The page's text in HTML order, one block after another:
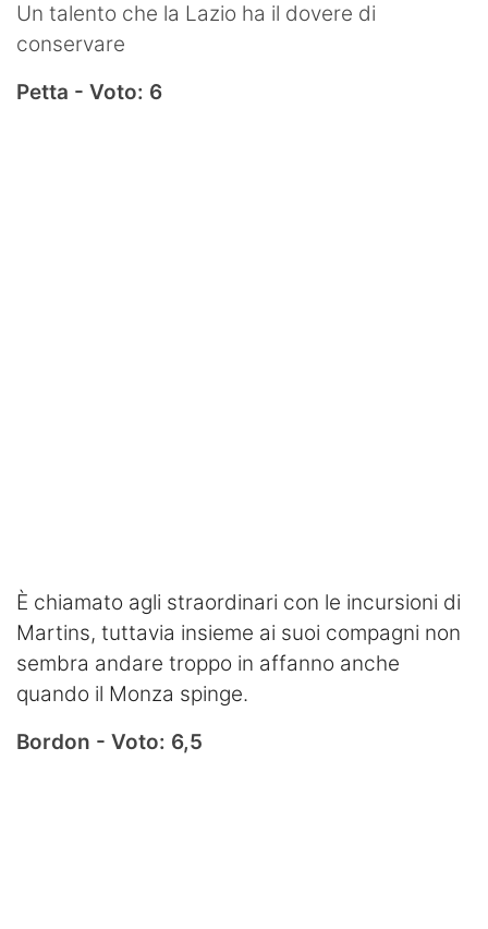
Un talento che la Lazio ha il dovere di
conservare
Petta - Voto: 6
È chiamato agli straordinari con le incursioni di
Martins, tuttavia insieme ai suoi compagni non
sembra andare troppo in affanno anche
quando il Monza spinge.
Bordon - Voto: 6,5